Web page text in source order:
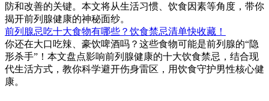
防和改善的关键。本文将从生活习惯、饮食因素等角度，带你
揭开前列腺健康的神秘面纱。
前列腺忌吃十大食物有哪些？饮食禁忌清单快收藏！
你还在大口吃辣、豪饮啤酒吗？这些食物可能是前列腺的“隐
形杀手”！本文盘点影响前列腺健康的十大饮食禁忌，结合现
代生活方式，教你科学避开伤身雷区，用饮食守护男性核心健
康。